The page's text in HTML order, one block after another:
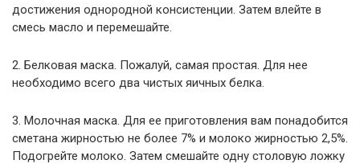
достижения однородной консистенции. Затем влейте в
смесь масло и перемешайте.
2. Белковая маска. Пожалуй, самая простая. Для нее
необходимо всего два чистых яичных белка.
3. Молочная маска. Для ее приготовления вам понадобится
сметана жирностью не более 7% и молоко жирностью 2,5%.
Подогрейте молоко. Затем смешайте одну столовую ложку